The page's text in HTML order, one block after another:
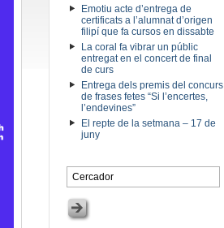
Emotiu acte d’entrega de
certificats a l’alumnat d’origen
filipí que fa cursos en dissabte
La coral fa vibrar un públic
entregat en el concert de final
de curs
Entrega dels premis del concurs
de frases fetes “Si l’encertes,
l’endevines”
El repte de la setmana – 17 de
juny